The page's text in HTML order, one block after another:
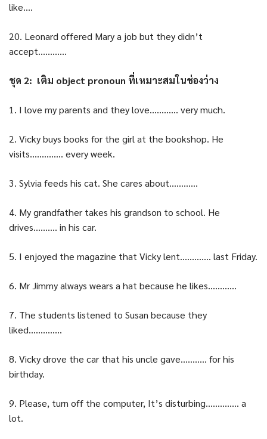
like….
20. Leonard offered Mary a job but they didn’t
accept…………
ชุด 2: เติม object pronoun ที่เหมาะสมในช่องว่าง
1. I love my parents and they love………… very much.
2. Vicky buys books for the girl at the bookshop. He
visits………….. every week.
3. Sylvia feeds his cat. She cares about…………
4. My grandfather takes his grandson to school. He
drives………. in his car.
5. I enjoyed the magazine that Vicky lent…………. last Friday.
6. Mr Jimmy always wears a hat because he likes…………
7. The students listened to Susan because they
liked…………..
8. Vicky drove the car that his uncle gave……….. for his
birthday.
9. Please, turn off the computer, It’s disturbing………….. a
lot.